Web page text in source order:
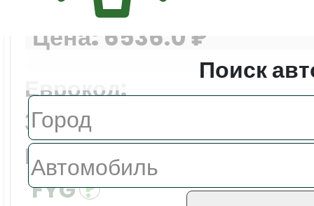
Поиск
Цена: 6536.0 ₽
Еврокод:
3739AGNV1P
Производитель:
FYG